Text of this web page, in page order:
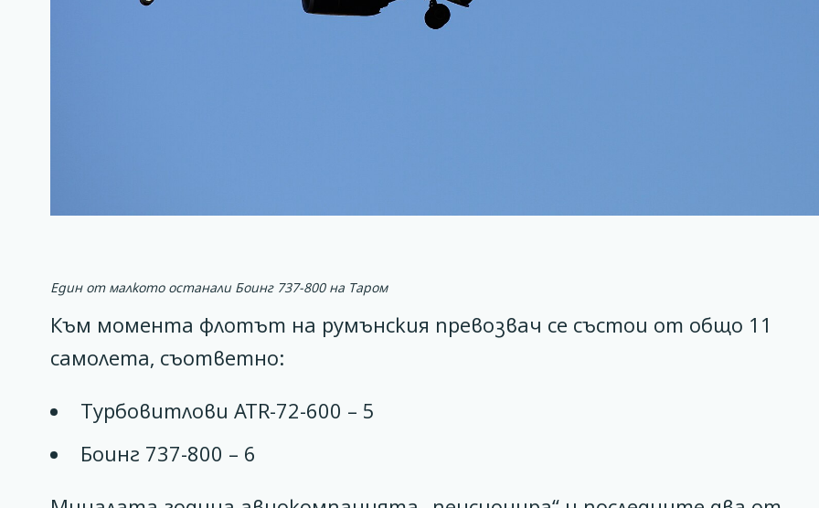
Един от малкото останали Боинг 737-800 на Таром
Към момента флотът на румънския превозвач се състои от общо 11
самолета, съответно:
Турбовитлови ATR-72-600 – 5
Боинг 737-800 – 6